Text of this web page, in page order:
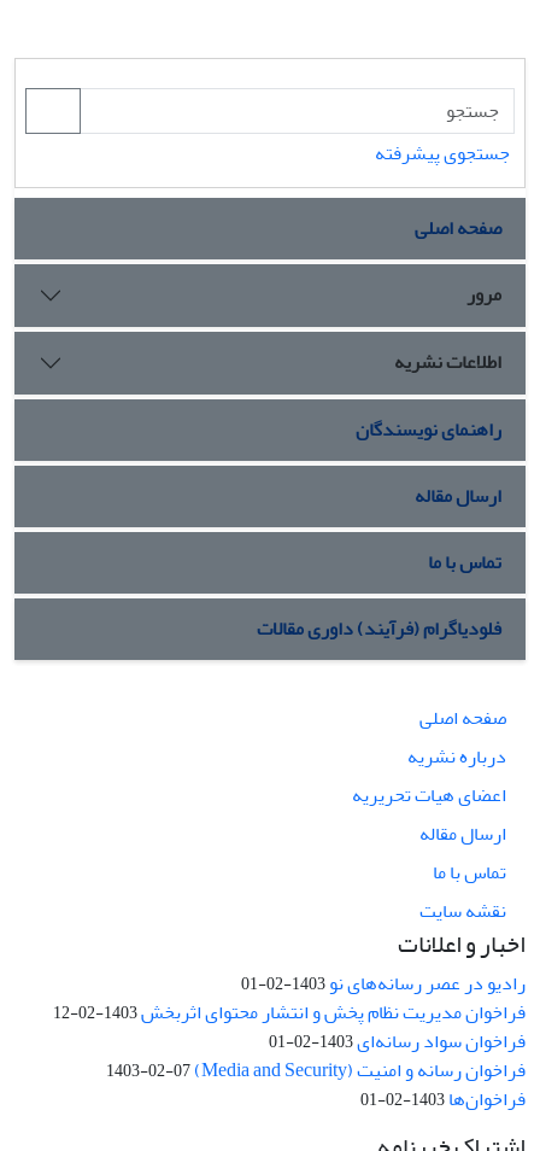
جستجوی پیشرفته
صفحه اصلی
مرور
اطلاعات نشریه
راهنمای نویسندگان
ارسال مقاله
تماس با ما
فلودیاگرام (فرآیند) داوری مقالات
صفحه اصلی
درباره نشریه
اعضای هیات تحریریه
ارسال مقاله
تماس با ما
نقشه سایت
اخبار و اعلانات
رادیو در عصر رسانه‌های نو1403-02-01
فراخوان مدیریت نظام پخش و انتشار محتوای اثربخش1403-02-12
فراخوان سواد رسانه‌ای1403-02-01
فراخوان رسانه و امنیت (Media and Security) 1403-02-07
فراخوان‌ها1403-02-01